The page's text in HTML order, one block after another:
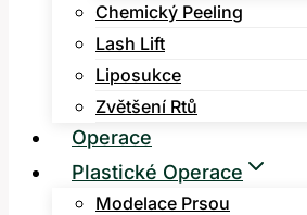
Chemický Peeling
Lash Lift
Liposukce
Zvětšení Rtů
Operace
Plastické Operace
Modelace Prsou